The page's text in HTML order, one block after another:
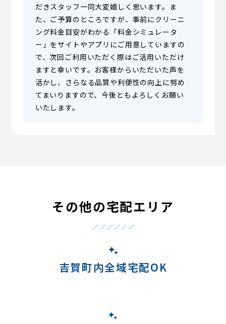
だきスタッフ一同大変嬉しく思います。ま
た、ご予算のところですが、事前にクリーニ
ング料金目安がわかる「料金シミュレータ
ー」をサイトやアプリにご用意していますの
で、次回ご利用いただく際はご活用いただけ
ますと幸いです。お客様からいただいた声を
活かし、さらなる品質や利便性の向上に努め
てまいりますので、今後ともよろしくお願い
いたします。
その他の宅配エリア
吉賀町内全域宅配OK